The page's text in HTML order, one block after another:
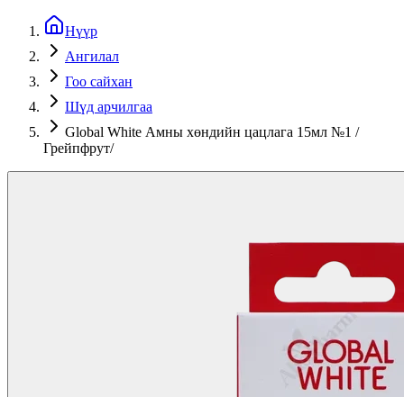
Нүүр
Ангилал
Гоо сайхан
Шүд арчилгаа
Global White Амны хөндийн цацлага 15мл №1 /
Грейпфрут/